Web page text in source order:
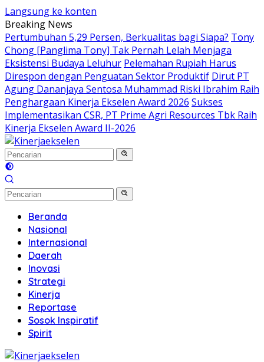
Langsung ke konten
Breaking News
Pertumbuhan 5,29 Persen, Berkualitas bagi Siapa? Tony
Chong [Panglima Tony] Tak Pernah Lelah Menjaga
Eksistensi Budaya Leluhur Pelemahan Rupiah Harus
Direspon dengan Penguatan Sektor Produktif Dirut PT
Agung Dananjaya Sentosa Muhammad Riski Ibrahim Raih
Penghargaan Kinerja Ekselen Award 2026 Sukses
Implementasikan CSR, PT Prime Agri Resources Tbk Raih
Kinerja Ekselen Award II-2026
Beranda
Nasional
Internasional
Daerah
Inovasi
Strategi
Kinerja
Reportase
Sosok Inspiratif
Spirit